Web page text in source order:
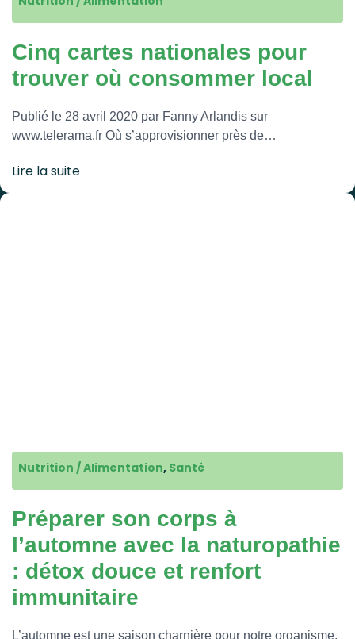
Cinq cartes nationales pour
trouver où consommer local
Publié le 28 avril 2020 par Fanny Arlandis sur
www.telerama.fr Où s’approvisionner près de…
Lire la suite
Nutrition / Alimentation, Santé
Préparer son corps à
l’automne avec la naturopathie
: détox douce et renfort
immunitaire
L’automne est une saison charnière pour notre organisme.